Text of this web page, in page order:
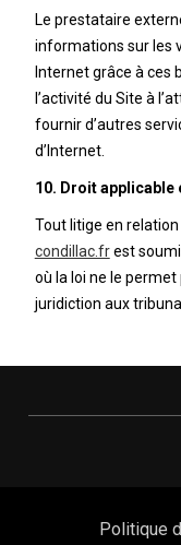
Le prestataire
informations sur les
Internet grâce à ces
l’activité du Site à
fournir d’autres
d’Internet.
10. Droit
Tout litige en
condillac.frest
où la loi ne le
juridiction aux
Politique